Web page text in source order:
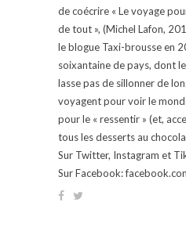
de coécrire « Le voyage
de tout », (Michel Lafon,
le blogue Taxi-brousse en
soixantaine de pays, dont
lasse pas de sillonner de
voyagent pour voir le
pour le « ressentir » (et,
tous les desserts au
Sur Twitter, Instagram et
Sur Facebook: